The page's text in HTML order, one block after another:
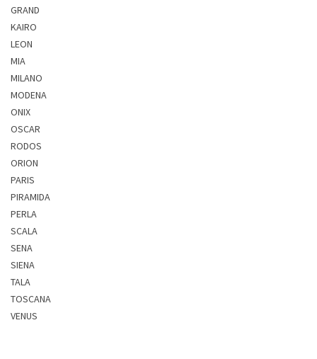
GRAND
KAIRO
LEON
MIA
MILANO
MODENA
ONIX
OSCAR
RODOS
ORION
PARIS
PIRAMIDA
PERLA
SCALA
SENA
SIENA
TALA
TOSCANA
VENUS